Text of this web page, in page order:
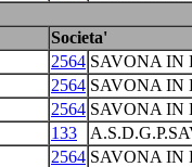
Societa'
2564 SAVONA IN
2564 SAVONA IN
2564 SAVONA IN
133
2564 SAVONA IN